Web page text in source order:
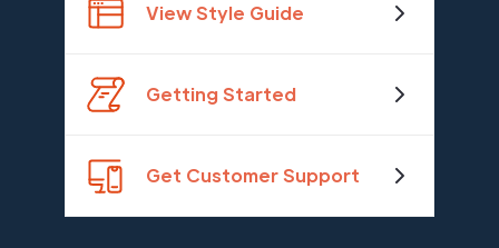
View Style Guide
Getting Started
Get Customer Support